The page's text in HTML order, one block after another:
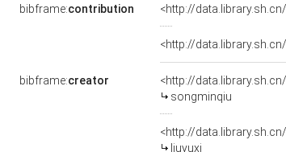
bibframe:contribution <http://
<http://
bibframe:creator
<http://
songminqiu
<http://
liuyuxi